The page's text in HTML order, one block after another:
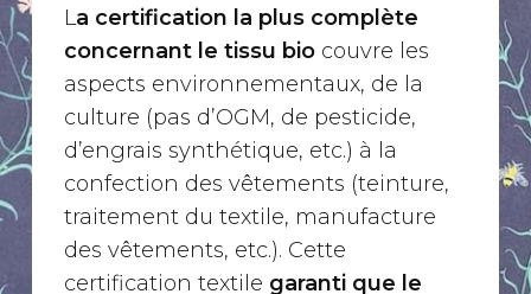
La certification la plus complète
concernant le tissu biocouvre les
aspects environnementaux, de la
culture (pas d’OGM, de pesticide,
d’engrais synthétique, etc.) à la
confection des vêtements (teinture,
traitement du textile, manufacture
des vêtements, etc.). Cette
certification textile garanti que le